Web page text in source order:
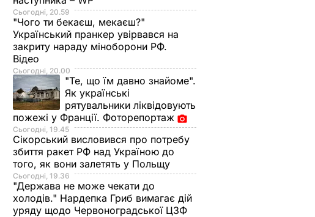
Сьогодні, 20.59
"Чого ти бекаєш, мекаєш?"
Український пранкер увірвався на
закриту нараду міноборони РФ.
Відео
Сьогодні, 20.00
"Те, що їм давно знайоме".
Як українські
рятувальники ліквідовують
пожежі у Франції. Фоторепортаж
Сьогодні, 19.45
Сікорський висловився про потребу
збиття ракет РФ над Україною до
того, як вони залетять у Польщу
Сьогодні, 19.36
"Держава не може чекати до
холодів." Нардепка Гриб вимагає дій
уряду щодо Червоноградської ЦЗФ